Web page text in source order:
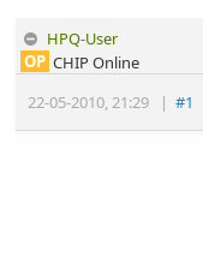
HPQ-User
22-05-2010,21:29 |#1
OP CHIP Online